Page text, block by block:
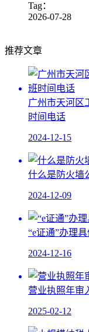
Tag：
2026-07-28
推荐文章
广州市天河区
时间电话
2024-12-15
什么是防火墙
2024-12-09
“e证通”办理
2024-12-16
营业执照年审
2025-02-12